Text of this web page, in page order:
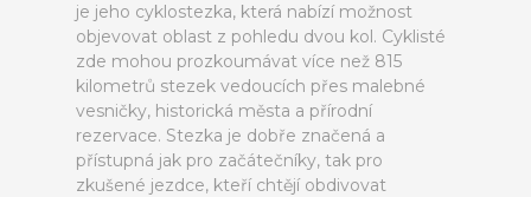
je jeho cyklostezka, která nabízí možnost
objevovat oblast z pohledu dvou kol. Cyklisté
zde mohou prozkoumávat více než 815
kilometrů stezek vedoucích přes malebné
vesničky, historická města a přírodní
rezervace. Stezka je dobře značená a
přístupná jak pro začátečníky, tak pro
zkušené jezdce, kteří chtějí obdivovat